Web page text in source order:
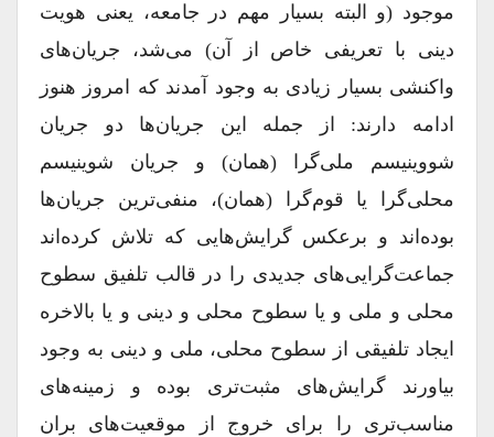
موجود (و البته بسیار مهم در جامعه، یعنی هویت
دینی با تعریفی خاص از آن) می‌شد، جریان‌های
واکنشی بسیار زیادی به وجود آمدند که امروز هنوز
ادامه دارند: از جمله این جریان‌ها دو جریان
شووینیسم ملی‌گرا (همان) و جریان شوینیسم‌
محلی‌گرا یا قوم‌گرا (همان)، منفی‌ترین جریان‌ها
بوده‌اند و برعکس گرایش‌هایی که تلاش کرده‌اند
جماعت‌گرایی‌های جدیدی را در قالب تلفیق سطوح
محلی و ملی و یا سطوح محلی و دینی و یا بالاخره
ایجاد تلفیقی از سطوح محلی‌، ملی و دینی به وجود
بیاورند گرایش‌های مثبت‌تری بوده و زمینه‌های
مناسب‌تری را برای خروج از موقعیت‌های بران